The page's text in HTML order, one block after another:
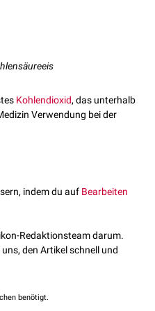
Kohlendioxid, das unterhalb
Verwendung bei der
indem du auf Bearbeiten
Redaktionsteam darum.
den Artikel schnell und
benötigt.